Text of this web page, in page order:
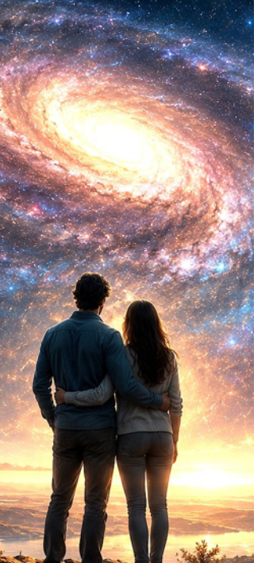
nueva era científica que desafía nuestras
ideas sobre la creación... ¿Podemos crear
biológica? Durante siglos creímos que la
mayor aspiración de la inteligencia humana
consistía en comprender la vida. Hoy
comienza a aparecer una posibilidad todavía
más desconcer